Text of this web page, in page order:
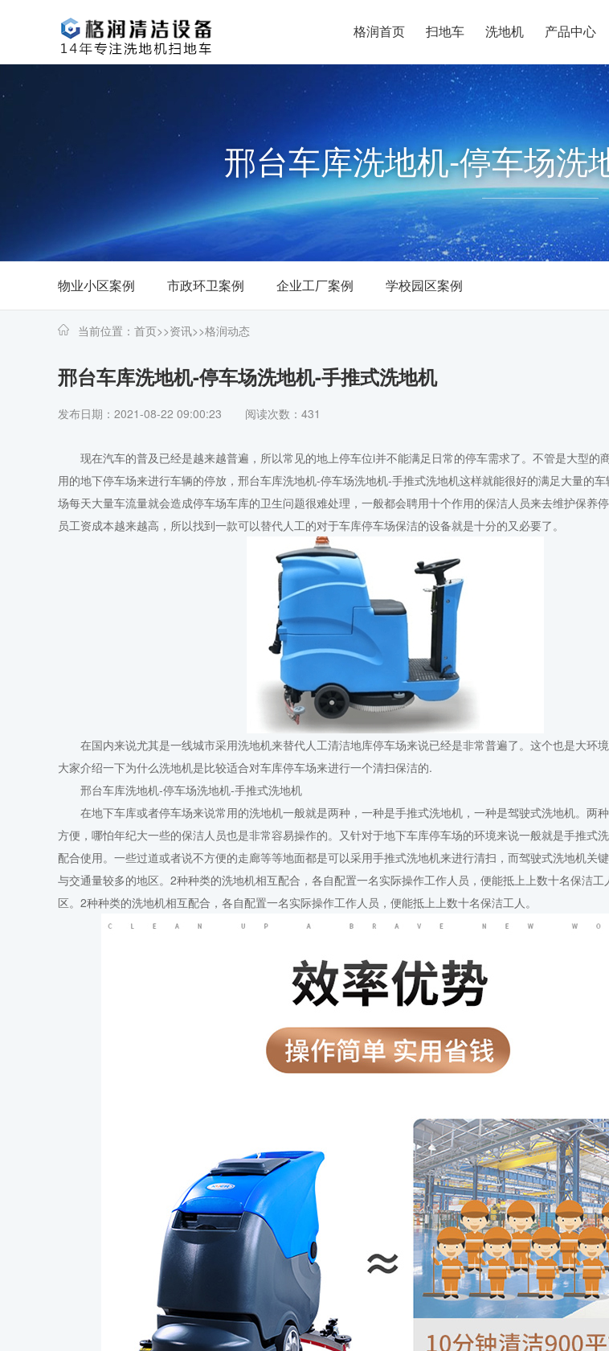
格润首页 扫地车 洗地机 产品中心
邢台车库洗地机-停车场洗
物业小区案例 市政环卫案例 企业工厂案例 学校园区案例
当前位置： 首页>>资讯>>格润动态
邢台车库洗地机-停车场洗地机-手推式洗地机
发布日期：2021-08-22 09:00:23 阅读次数：431
现在汽车的普及已经是越来越普遍，所以常见的地上停车位i并不能满足日常的停车需求了。不管是大型的
用的地下停车场来进行车辆的停放，邢台车库洗地机-停车场洗地机-手推式洗地机这样就能很好的满足大量的
场每天大量车流量就会造成停车场车库的卫生问题很难处理，一般都会聘用十个作用的保洁人员来去维护保养
员工资成本越来越高，所以找到一款可以替代人工的对于车库停车场保洁的设备就是十分的又必要了。
在国内来说尤其是一线城市采用洗地机来替代人工清洁地库停车场来说已经是非常普遍了。这个也是大环
大家介绍一下为什么洗地机是比较适合对车库停车场来进行一个清扫保洁的.
邢台车库洗地机-停车场洗地机-手推式洗地机
在地下车库或者停车场来说常用的洗地机一般就是两种，一种是手推式洗地机 ，一种是驾驶式洗地机。两
方便，哪怕年纪大一些的保洁人员也是非常容易操作的。又针对于地下车库停车场的环境来说一般就是手推式
配合使用。一些过道或者说不方便的走廊等等地面都是可以采用手推式洗地机来进行清扫，而驾驶式洗地机关
与交通量较多的地区。2种种类的洗地机相互配合，各自配置一名实际操作工作人员，便能抵上上数十名保洁
区。2种种类的洗地机相互配合，各自配置一名实际操作工作人员，便能抵上上数十名保洁工人。